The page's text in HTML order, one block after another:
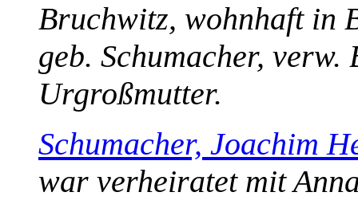
Bruchwitz, wohnhaft in
geb. Schumacher,
Urgroßmutter.
Schumacher, Joachim
war verheiratet mit